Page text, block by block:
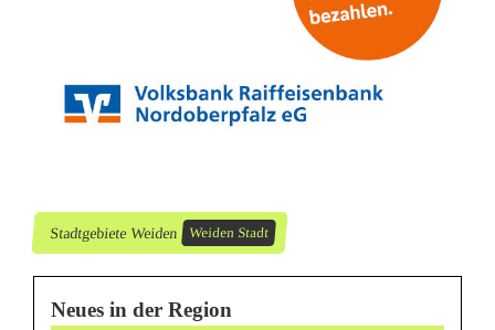
Stadtgebiete Weiden Weiden Stadt
Neues in der Region